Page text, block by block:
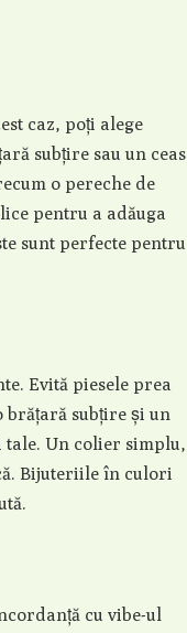
caz, poți alege
subțire sau un ceas
o pereche de
pentru a adăuga
sunt perfecte pentru
Evită piesele prea
brățară subțire și un
tale. Un colier simplu,
Bijuteriile în culori
cu vibe-ul